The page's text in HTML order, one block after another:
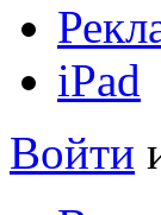
iPad
Войти